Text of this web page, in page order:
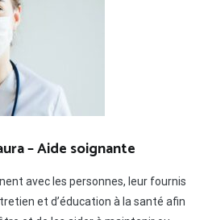
– Aide soignante
avec les personnes, leur fournis
et d’éducation à la santé afin